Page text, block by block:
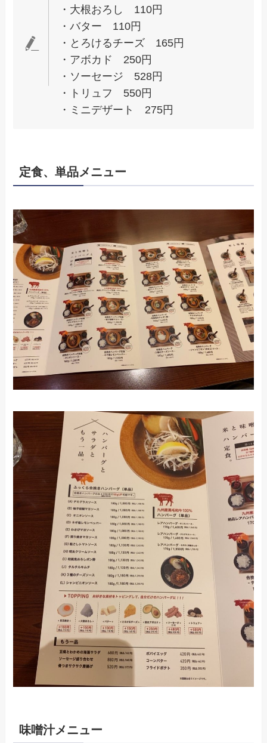
・大根おろし 110円
・バター 110円
・とろけるチーズ 165円
・アボカド 250円
・ソーセージ 528円
・トリュフ 550円
・ミニデザート 275円
定食、単品メニュー
味噌汁メニュー